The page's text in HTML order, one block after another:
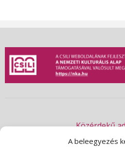
A beleegyezés
Közérdekű